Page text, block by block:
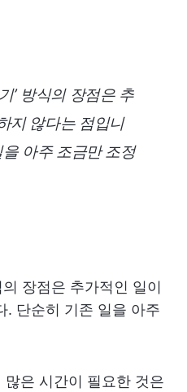
’ 방식의 장점은 추
지 않다는 점입니
아주 조금만 조정
의 장점은 추가적인 일이
. 단순히 기존 일을 아주
은 시간이 필요한 것은